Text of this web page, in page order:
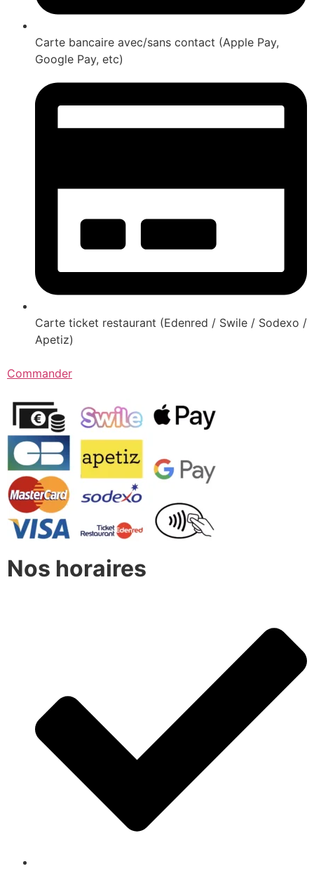
Carte bancaire avec/sans contact (Apple Pay,
Google Pay, etc)
Carte ticket restaurant (Edenred / Swile / Sodexo /
Apetiz)
Commander
Nos horaires